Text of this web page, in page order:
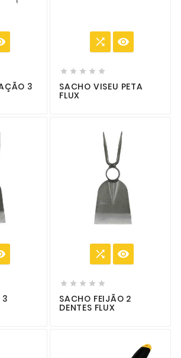
3
 
    
SACHO VISEU PETA
FLUX
3
 
    
SACHO FEIJÃO 2
DENTES FLUX